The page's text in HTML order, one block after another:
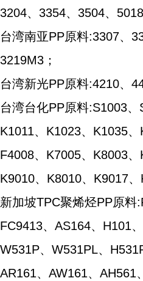
3204、3354、3504、
台湾南亚PP原料:3307、
3219M3；
台湾新光PP原料:4210、
台湾台化PP原料:S1003、
K1011、K1023、K1035、
F4008、K7005、K8003、
K9010、K8010、K9017、
新加坡TPC聚烯烃PP原料
FC9413、AS164、H101
W531P、W531PL、
AR161、AW161、AH561